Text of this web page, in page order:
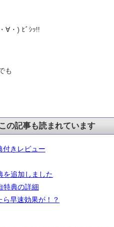
∀・) ﾋﾞｼｯ!!
も
の記事も読まれています
付きレビュー
を追加しました
特典の詳細
早速効果が！？